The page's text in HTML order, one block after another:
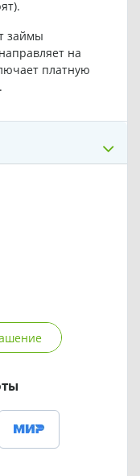
займы
на
платную